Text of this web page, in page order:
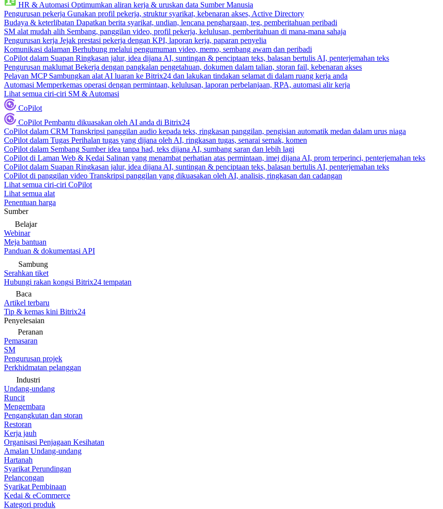
HR & Automasi Optimumkan aliran kerja & uruskan data Sumber Manusia
Pengurusan pekerja Gunakan profil pekerja, struktur syarikat, kebenaran akses, Active Directory
Budaya & keterlibatan Dapatkan berita syarikat, undian, lencana penghargaan, teg, pemberitahuan peribadi
SM alat mudah alih Sembang, panggilan video, profil pekerja, kelulusan, pemberitahuan di mana-mana sahaja
Pengurusan kerja Jejak prestasi pekerja dengan KPI, laporan kerja, paparan penyelia
Komunikasi dalaman Berhubung melalui pengumuman video, memo, sembang awam dan peribadi
CoPilot dalam Suapan Ringkasan jalur, idea dijana AI, suntingan & penciptaan teks, balasan bertulis AI, penterjemahan teks
Pengurusan maklumat Bekerja dengan pangkalan pengetahuan, dokumen dalam talian, storan fail, kebenaran akses
Pelayan MCP Sambungkan alat AI luaran ke Bitrix24 dan lakukan tindakan selamat di dalam ruang kerja anda
Automasi Memperkemas operasi dengan permintaan, kelulusan, laporan perbelanjaan, RPA, automasi alir kerja
Lihat semua ciri-ciri SM & Automasi
CoPilot
CoPilot Pembantu dikuasakan oleh AI anda di Bitrix24
CoPilot dalam CRM Transkripsi panggilan audio kepada teks, ringkasan panggilan, pengisian automatik medan dalam urus niaga
CoPilot dalam Tugas Perihalan tugas yang dijana oleh AI, ringkasan tugas, senarai semak, komen
CoPilot dalam Sembang Sumber idea tanpa had, teks dijana AI, sumbang saran dan lebih lagi
CoPilot di Laman Web & Kedai Salinan yang menambat perhatian atas permintaan, imej dijana AI, prom terperinci, penterjemahan teks
CoPilot dalam Suapan Ringkasan jalur, idea dijana AI, suntingan & penciptaan teks, balasan bertulis AI, penterjemahan teks
CoPilot di panggilan video Transkripsi panggilan yang dikuasakan oleh AI, analisis, ringkasan dan cadangan
Lihat semua ciri-ciri CoPilot
Lihat semua alat
Penentuan harga
Sumber
Belajar
Webinar
Meja bantuan
Panduan & dokumentasi API
Sambung
Serahkan tiket
Hubungi rakan kongsi Bitrix24 tempatan
Baca
Artikel terbaru
Tip & kemas kini Bitrix24
Penyelesaian
Peranan
Pemasaran
SM
Pengurusan projek
Perkhidmatan pelanggan
Industri
Undang-undang
Runcit
Mengembara
Pengangkutan dan storan
Restoran
Kerja jauh
Organisasi Penjagaan Kesihatan
Amalan Undang-undang
Hartanah
Syarikat Perundingan
Pelancongan
Syarikat Pembinaan
Kedai & eCommerce
Kategori produk